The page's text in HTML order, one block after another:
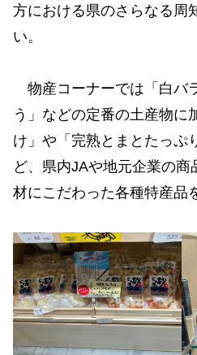
方における県のさらなる周
い。
物産コーナーでは「白バ
う」などの定番の土産物に
け」や「完熟とまとたっぷ
ど、県内JAや地元企業の商
材にこだわった各種特産品